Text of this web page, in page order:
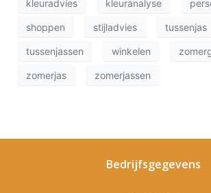
kleuradvies kleuranalyse
shoppen stijladvies tussenjas
tussenjassen winkelen
zomerjas zomerjassen
Bedrijfsgegevens